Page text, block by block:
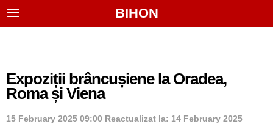
BIHON
Expoziții brâncușiene la Oradea,
Roma și Viena
15 February 2025 09:00 Reactualizat la: 14 February 2025